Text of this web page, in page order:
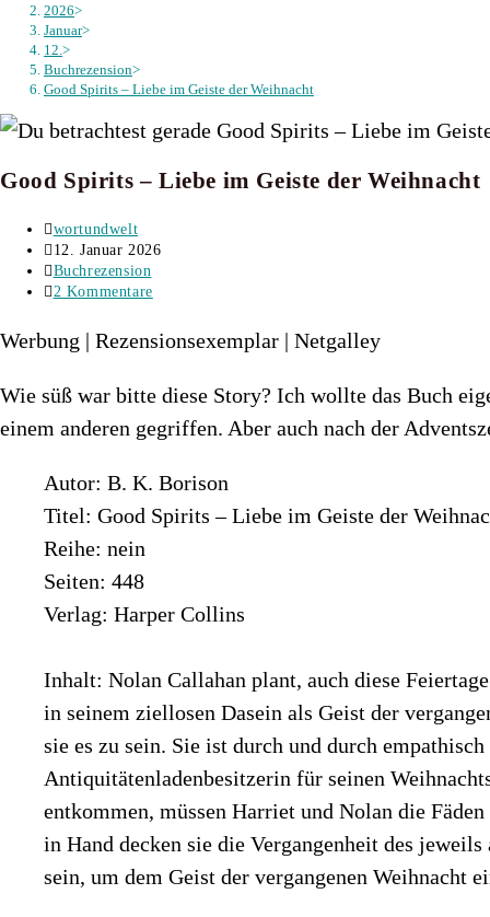
2026>
Januar>
12. >
Buchrezension>
Good Spirits – Liebe im Geiste der Weihnacht
Good Spirits – Liebe im Geiste der Weihnacht
Beitrags-
Autor:
wortundwelt
Beitrag
veröffentlicht:
12. Januar 2026
Beitrags-
Kategorie:
Buchrezension
Beitrags-
2 Kommentare
Werbung | Rezensionsexemplar | Netgalley
Wie süß war bitte diese Story? Ich wollte das Buch
einem anderen gegriffen. Aber auch nach der
Autor: B. K. Borison
Titel: Good Spirits – Liebe im Geiste der
Reihe: nein
Seiten: 448
Verlag: Harper Collins
Inhalt: Nolan Callahan plant, auch diese
in seinem ziellosen Dasein als Geist der
sie es zu sein. Sie ist durch und durch
Antiquitätenladenbesitzerin für seinen
entkommen, müssen Harriet und Nolan die
in Hand decken sie die Vergangenheit des
sein, um dem Geist der vergangenen Weihnacht